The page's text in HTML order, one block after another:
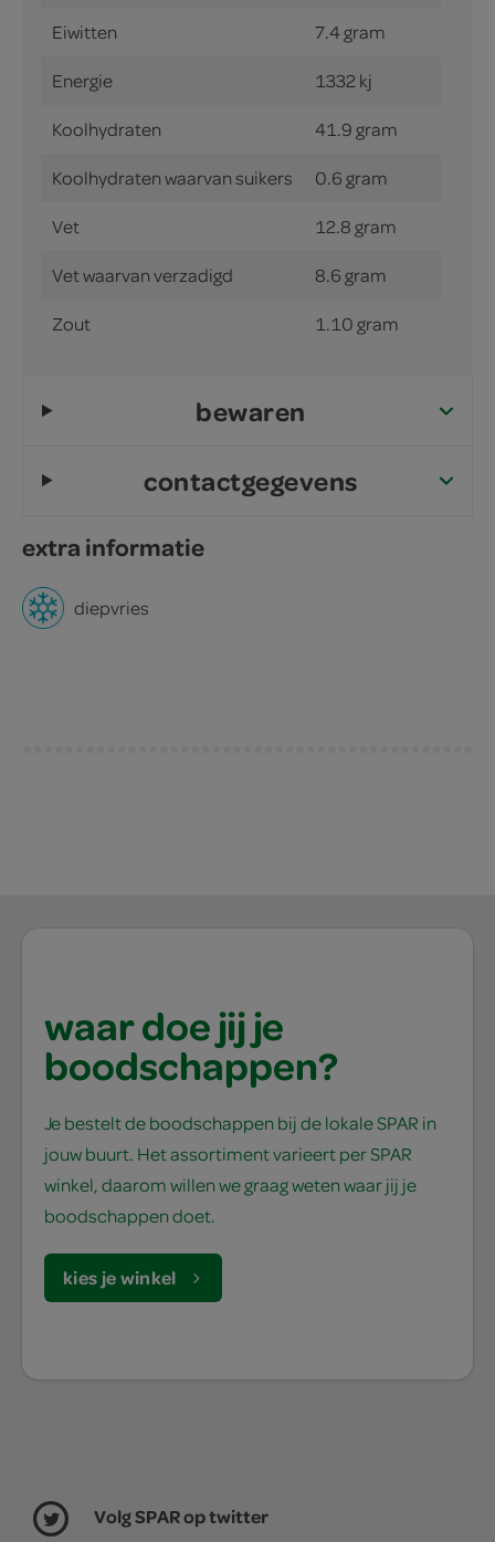
Eiwitten 7.4 gram
Energie 1332 kj
Koolhydraten 41.9 gram
Koolhydraten waarvan suikers 0.6 gram
Vet 12.8 gram
Vet waarvan verzadigd 8.6 gram
Zout 1.10 gram
bewaren
contactgegevens
extra informatie
diepvries
waar doe jij je
boodschappen?
Je bestelt de boodschappen bij de lokale SPAR in
jouw buurt. Het assortiment varieert per SPAR
winkel, daarom willen we graag weten waar jij je
boodschappen doet.
kies je winkel
Volg SPAR op twitter